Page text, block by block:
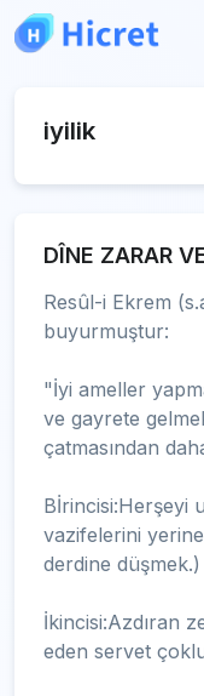
iyilik
DÎNE ZARAR
Resûl-i Ekrem
buyurmuştur:
"İyi ameller
ve gayrete
çatmasından
Bİrincisi:Herşeyi
vazifelerini
derdine düşmek.)
İkincisi:Azdıran
eden servet